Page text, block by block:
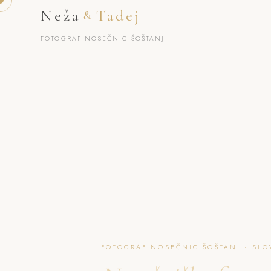
Neža & Tadej
FOTOGRAF NOSEČNIC ŠOŠTANJ
FOTOGRAF NOSEČNIC ŠOŠTANJ ·